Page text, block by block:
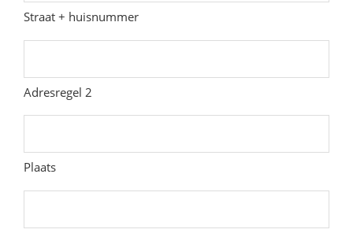
Straat + huisnummer
Adresregel 2
Plaats